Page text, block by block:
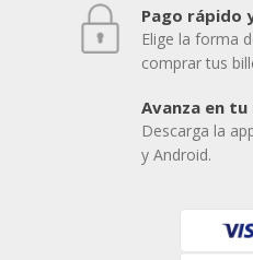
Pago rápido
Elige la forma
comprar tus
Avanza en
Descarga la
y Android.